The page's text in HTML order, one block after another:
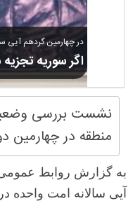
در چهارمین گردهم آیی
اگر سوریه
نشست بررسی
منطقه در چهارمین
به گزارش روابط عمومی
آیی سالانه امت واحده